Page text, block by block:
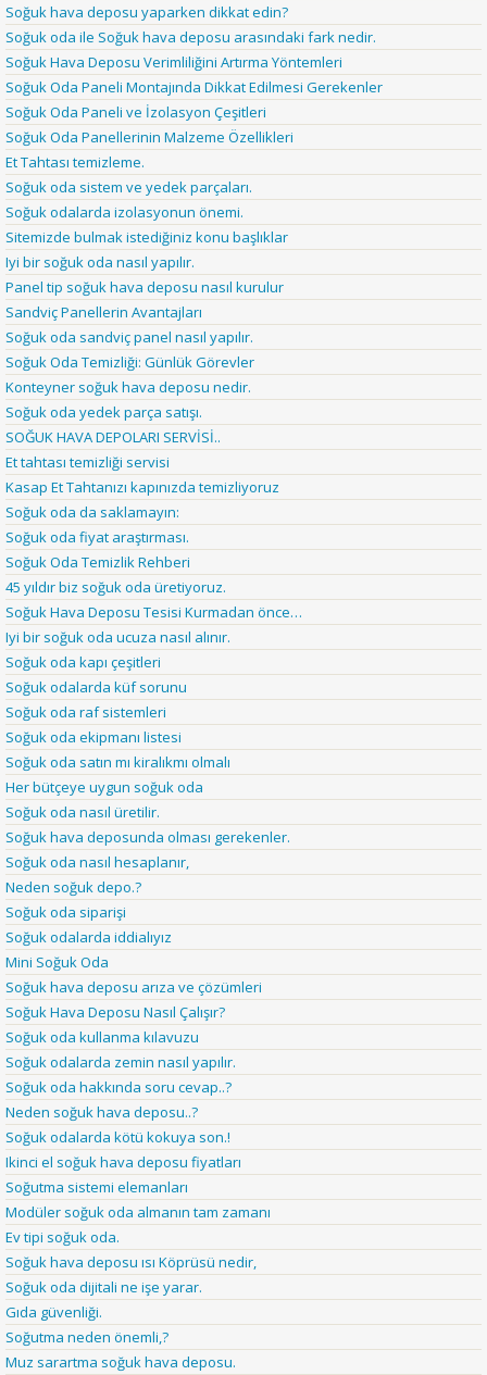
Soğuk hava deposu yaparken dikkat edin?
Soğuk oda ile Soğuk hava deposu arasındaki fark nedir.
Soğuk Hava Deposu Verimliliğini Artırma Yöntemleri
Soğuk Oda Paneli Montajında Dikkat Edilmesi Gerekenler
Soğuk Oda Paneli ve İzolasyon Çeşitleri
Soğuk Oda Panellerinin Malzeme Özellikleri
Et Tahtası temizleme.
Soğuk oda sistem ve yedek parçaları.
Soğuk odalarda izolasyonun önemi.
Sitemizde bulmak istediğiniz konu başlıklar
Iyi bir soğuk oda nasıl yapılır.
Panel tip soğuk hava deposu nasıl kurulur
Sandviç Panellerin Avantajları
Soğuk oda sandviç panel nasıl yapılır.
Soğuk Oda Temizliği: Günlük Görevler
Konteyner soğuk hava deposu nedir.
Soğuk oda yedek parça satışı.
SOĞUK HAVA DEPOLARI SERVİSİ..
Et tahtası temizliği servisi
Kasap Et Tahtanızı kapınızda temizliyoruz
Soğuk oda da saklamayın:
Soğuk oda fiyat araştırması.
Soğuk Oda Temizlik Rehberi
45 yıldır biz soğuk oda üretiyoruz.
Soğuk Hava Deposu Tesisi Kurmadan önce…
Iyi bir soğuk oda ucuza nasıl alınır.
Soğuk oda kapı çeşitleri
Soğuk odalarda küf sorunu
Soğuk oda raf sistemleri
Soğuk oda ekipmanı listesi
Soğuk oda satın mı kiralıkmı olmalı
Her bütçeye uygun soğuk oda
Soğuk oda nasıl üretilir.
Soğuk hava deposunda olması gerekenler.
Soğuk oda nasıl hesaplanır,
Neden soğuk depo.?
Soğuk oda siparişi
Soğuk odalarda iddialıyız
Mini Soğuk Oda
Soğuk hava deposu arıza ve çözümleri
Soğuk Hava Deposu Nasıl Çalışır?
Soğuk oda kullanma kılavuzu
Soğuk odalarda zemin nasıl yapılır.
Soğuk oda hakkında soru cevap..?
Neden soğuk hava deposu..?
Soğuk odalarda kötü kokuya son.!
Ikinci el soğuk hava deposu fiyatları
Soğutma sistemi elemanları
Modüler soğuk oda almanın tam zamanı
Ev tipi soğuk oda.
Soğuk hava deposu ısı Köprüsü nedir,
Soğuk oda dijitali ne işe yarar.
Gıda güvenliği.
Soğutma neden önemli,?
Muz sarartma soğuk hava deposu.